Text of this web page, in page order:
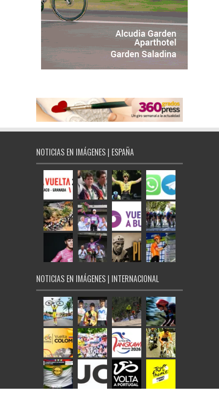
NOTICIAS EN IMÁGENES | ESPAÑA
NOTICIAS EN IMÁGENES | INTERNACIONAL